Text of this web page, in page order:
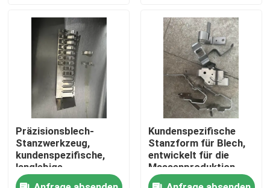
Produkte
VR Show
Über uns
Präzisionsblech-
Stanzwerkzeug,
kundenspezifische,
langlebige
Werkzeuglösung für
Kundenspezifische
Stanzform für Blech,
entwickelt für die
Massenproduktion
und bietet langlebige